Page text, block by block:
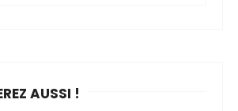
AUSSI !